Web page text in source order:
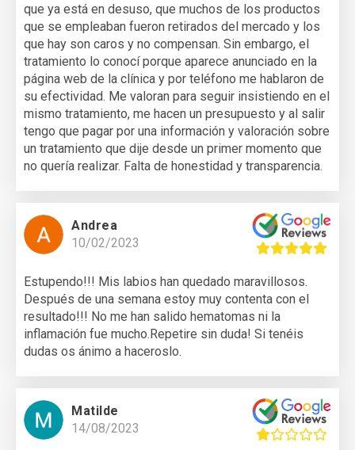
que ya está en desuso, que muchos de los productos
que se empleaban fueron retirados del mercado y los
que hay son caros y no compensan. Sin embargo, el
tratamiento lo conocí porque aparece anunciado en la
página web de la clínica y por teléfono me hablaron de
su efectividad. Me valoran para seguir insistiendo en el
mismo tratamiento, me hacen un presupuesto y al salir
tengo que pagar por una información y valoración sobre
un tratamiento que dije desde un primer momento que
no quería realizar. Falta de honestidad y transparencia.
Andrea
10/02/2023
Estupendo!!! Mis labios han quedado maravillosos.
Después de una semana estoy muy contenta con el
resultado!!! No me han salido hematomas ni la
inflamación fue mucho.Repetire sin duda! Si tenéis
dudas os ánimo a haceroslo.
Matilde
14/08/2023